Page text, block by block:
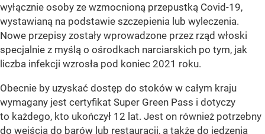
wyłącznie osoby ze wzmocnioną przepustką Covid-19,
wystawianą na podstawie szczepienia lub wyleczenia.
Nowe przepisy zostały wprowadzone przez rząd włoski
specjalnie z myślą o ośrodkach narciarskich po tym, jak
liczba infekcji wzrosła pod koniec 2021 roku.
Obecnie by uzyskać dostęp do stoków w całym kraju
wymagany jest certyfikat Super Green Pass i dotyczy
to każdego, kto ukończył 12 lat. Jest on również potrzebny
do wejścia do barów lub restauracji, a także do jedzenia